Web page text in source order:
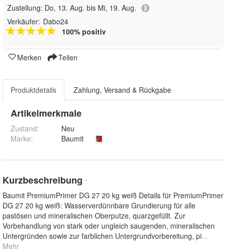
Zustellung: Do, 13. Aug. bis Mi, 19. Aug.
Verkäufer: Dabo24
100% positiv
Merken Teilen
Produktdetails Zahlung, Versand & Rückgabe
Artikelmerkmale
Zustand:
Neu
Marke:
Baumit
Kurzbeschreibung *
Baumit PremiumPrimer DG 27 20 kg weiß Details für PremiumPrimer
DG 27 20 kg weiß: Wasserverdünnbare Grundierung für alle
pastösen und mineralischen Oberputze, quarzgefüllt. Zur
Vorbehandlung von stark oder ungleich saugenden, mineralischen
Untergründen sowie zur farblichen Untergrundvorbereitung, pi...
Mehr